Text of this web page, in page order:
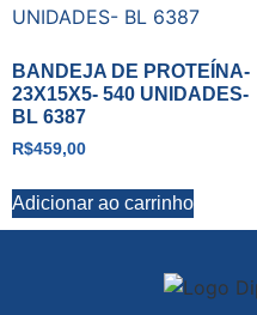
BANDEJA DE PROTEÍNA-
23X15X5- 540 UNIDADES-
BL 6387
R$459,00
Adicionar ao carrinho